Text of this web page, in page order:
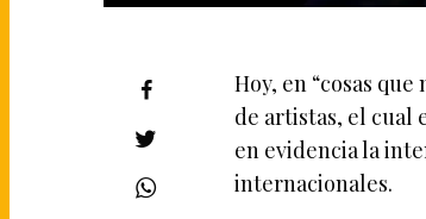
Hoy, en “cosas
de artistas, el cual
en evidencia la
internacionales.